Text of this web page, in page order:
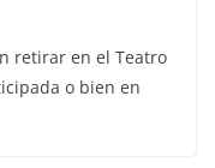
retirar en el Teatro
o bien en